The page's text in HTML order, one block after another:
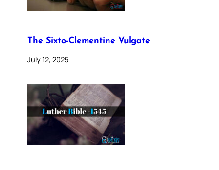
The Sixto-Clementine Vulgate
July 12, 2025